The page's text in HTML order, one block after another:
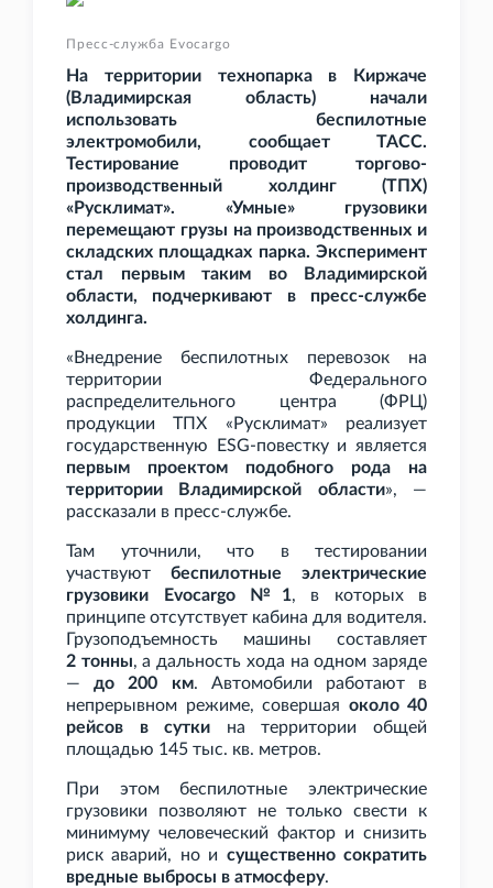
Пресс-служба Evocargo
На территории технопарка в Киржаче
(Владимирская область) начали
использовать беспилотные
электромобили, сообщает ТАСС.
Тестирование проводит торгово-
производственный холдинг (ТПХ)
«Русклимат». «Умные» грузовики
перемещают грузы на производственных и
складских площадках парка. Эксперимент
стал первым таким во Владимирской
области, подчеркивают в пресс-службе
холдинга.
«Внедрение беспилотных перевозок на
территории Федерального
распределительного центра (ФРЦ)
продукции ТПХ «Русклимат» реализует
государственную ESG-повестку и является
первым проектом подобного рода на
территории Владимирской области», —
рассказали в пресс-службе.
Там уточнили, что в тестировании
участвуют беспилотные электрические
грузовики Evocargo №1, в которых в
принципе отсутствует кабина для водителя.
Грузоподъемность машины составляет
2 тонны, а дальность хода на одном заряде
—до 200 км. Автомобили работают в
непрерывном режиме, совершая около 40
рейсов в сутки на территории общей
площадью 145 тыс. кв. метров.
При этом беспилотные электрические
грузовики позволяют не только свести к
минимуму человеческий фактор и снизить
риск аварий, но и существенно сократить
вредные выбросы в атмосферу.